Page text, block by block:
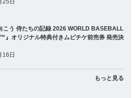
25日
こう 侍たちの記録 2026 WORLD BASEBALL
』オリジナル特典付きムビチケ前売券 発売決
16日
もっと見る